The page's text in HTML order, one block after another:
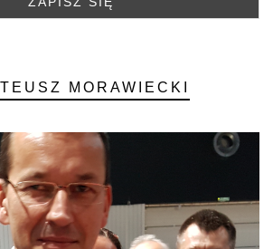
MORAWIECKI